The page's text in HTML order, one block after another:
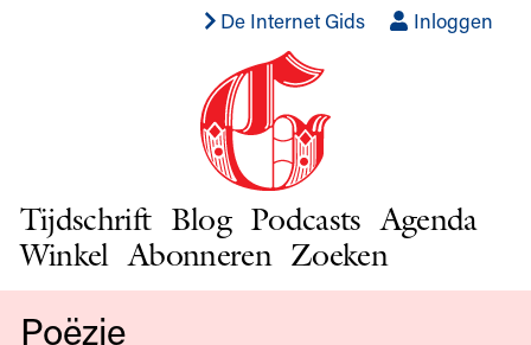
De Internet Gids Inloggen
Tijdschrift Blog Podcasts Agenda
Winkel Abonneren Zoeken
Poëzie